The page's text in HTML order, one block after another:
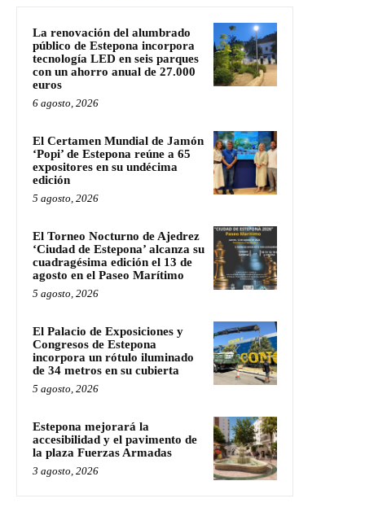
La renovación del alumbrado
público de Estepona incorpora
tecnología LED en seis parques
con un ahorro anual de 27.000
euros
6 agosto, 2026
El Certamen Mundial de Jamón
‘Popi’ de Estepona reúne a 65
expositores en su undécima
edición
5 agosto, 2026
El Torneo Nocturno de Ajedrez
‘Ciudad de Estepona’ alcanza su
cuadragésima edición el 13 de
agosto en el Paseo Marítimo
5 agosto, 2026
El Palacio de Exposiciones y
Congresos de Estepona
incorpora un rótulo iluminado
de 34 metros en su cubierta
5 agosto, 2026
Estepona mejorará la
accesibilidad y el pavimento de
la plaza Fuerzas Armadas
3 agosto, 2026